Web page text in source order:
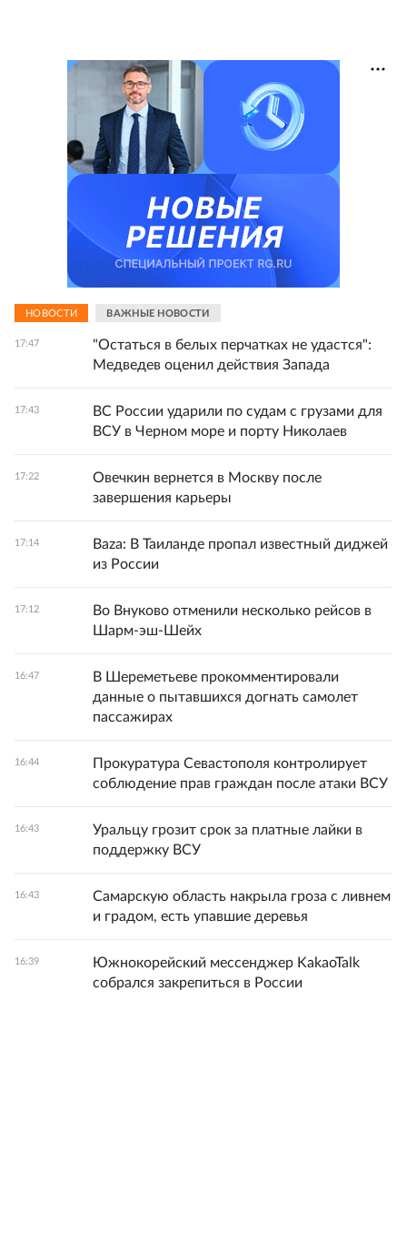
НОВОСТИ ВАЖНЫЕ НОВОСТИ
17:47
"Остаться в белых перчатках не удастся":
Медведев оценил действия Запада
17:43
ВС России ударили по судам с грузами для
ВСУ в Черном море и порту Николаев
17:22
Овечкин вернется в Москву после
завершения карьеры
17:14
Baza: В Таиланде пропал известный диджей
из России
17:12
Во Внуково отменили несколько рейсов в
Шарм-эш-Шейх
16:47
В Шереметьеве прокомментировали
данные о пытавшихся догнать самолет
пассажирах
16:44
Прокуратура Севастополя контролирует
соблюдение прав граждан после атаки ВСУ
16:43
Уральцу грозит срок за платные лайки в
поддержку ВСУ
16:43
Самарскую область накрыла гроза с ливнем
и градом, есть упавшие деревья
16:39
Южнокорейский мессенджер KakaoTalk
собрался закрепиться в России